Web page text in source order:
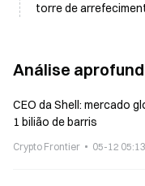
torre de
Análise
CEO da Shell: mercado
1 bilião de barris
Crypto Frontier 05-12 05:13